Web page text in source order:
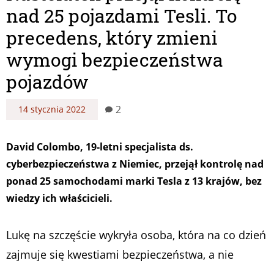
nad 25 pojazdami Tesli. To
precedens, który zmieni
wymogi bezpieczeństwa
pojazdów
14 stycznia 2022 2
David Colombo, 19-letni specjalista ds.
cyberbezpieczeństwa z Niemiec, przejął kontrolę nad
ponad 25 samochodami marki Tesla z 13 krajów, bez
wiedzy ich właścicieli.
Lukę na szczęście wykryła osoba, która na co dzień
zajmuje się kwestiami bezpieczeństwa, a nie